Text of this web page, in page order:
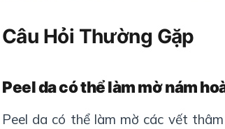
Câu Hỏi Thường Gặp
Peel da có thể làm mờ nám
Peel da có thể làm mờ các vết